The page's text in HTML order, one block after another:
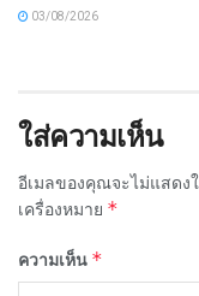
03/08/2026
ใส่ความเห็น
อีเมลของคุณจะไม่แสดง
เครื่องหมาย *
ความเห็น *